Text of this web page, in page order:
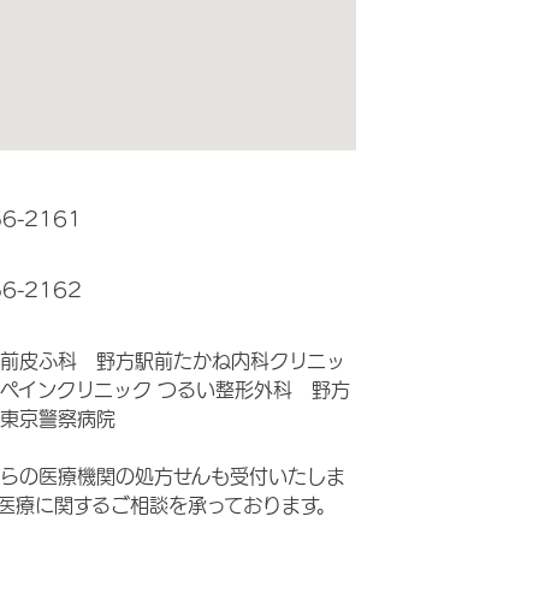
2161
2162
皮ふ科 野方駅前たかね内科クリニッ
インクリニック つるい整形外科 野方
京警察病院
の医療機関の処方せんも受付いたしま
療に関するご相談を承っております。